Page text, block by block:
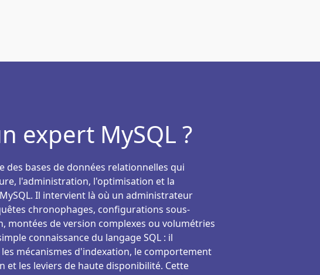
expert MySQL ?
des bases de données relationnelles qui
l'administration, l'optimisation et la
Il intervient là où un administrateur
chronophages, configurations sous-
montées de version complexes ou volumétries
connaissance du langage SQL : il
mécanismes d'indexation, le comportement
et les leviers de haute disponibilité. Cette